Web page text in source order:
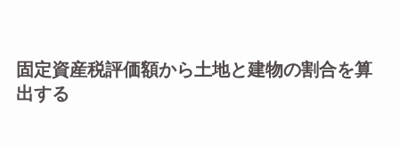
固定資産税評価額から土地と建物の割合を算
出する